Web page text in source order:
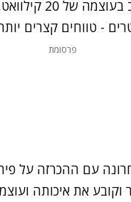
ההגנה של סיאול.
פרסומת
עם ההכרזה על
וקובע את איכותה